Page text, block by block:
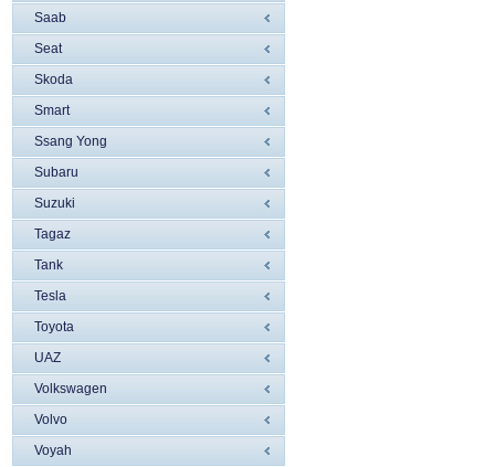
Saab
Seat
Skoda
Smart
Ssang Yong
Subaru
Suzuki
Tagaz
Tank
Tesla
Toyota
UAZ
Volkswagen
Volvo
Voyah